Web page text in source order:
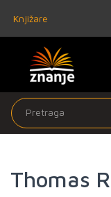
Knjižare
Thomas